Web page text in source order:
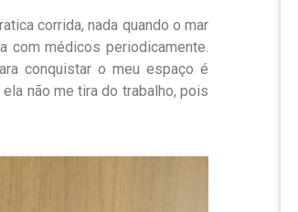
corrida, nada quando o mar
com médicos periodicamente.
conquistar o meu espaço é
não me tira do trabalho, pois